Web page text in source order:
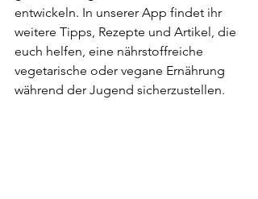
entwickeln. In unserer App findet ihr
weitere Tipps, Rezepte und Artikel, die
euch helfen, eine nährstoffreiche
vegetarische oder vegane Ernährung
während der Jugend sicherzustellen.